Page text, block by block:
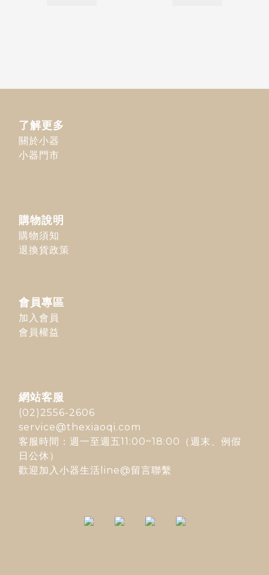
了解更多
關於小器
小器門市
購物說明
購物須知
退換貨政策
會員專區
加入會員
會員權益
網站客服
(02)2556-2606
service@thexiaoqi.com
客服時間：週一至週五11:00~18:00（週末、例假
日公休）
歡迎加入 小器生活line@留言聯繫